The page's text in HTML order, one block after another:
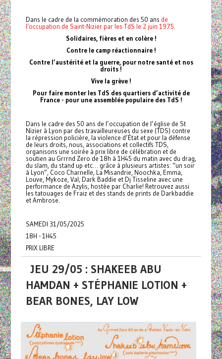
Dans le cadre de la commémoration des 50 ans de
l’occupation de Saint-Nizier par les TdS le 2 juin 1975.
Solidaires, fières et en colère !
Contre le camp réactionnaire !
Contre l’austérité et la guerre, pour notre santé et nos
droits !
Vive la grève !
Pour faire monter les TdS des quartiers d’activité de
France - pour une assemblée populaire des TdS !
Dans le cadre des 50 ans de l’occupation de l’église de St
Nizier à Lyon par des travailleureuses du sexe (TDS) contre
la répression policière, la violence d’État et pour la défense
de leurs droits, nous, associations et collectifs TDS,
organisons une soirée à prix libre de célébration et de
soutien au Grrrnd Zero de 18h à 1H45 du matin avec du drag,
du slam, du stand up etc… grâce à plusieurs artistes: “un soir
à Lyon”, Coco Charnelle, La Misandrie, Noochka, Emma,
Louve, Mykoze, Val, Dark Baddie et Dj Tisseline avec une
performance de Azylis, hostée par Charlie! Retrouvez aussi
les tatouages de Fraiz et des stands de prints de Darkbaddie
et Ambrose.
SAMEDI 31/05/2025
18H - 1H45
PRIX LIBRE
JEU 29/05 : SHAKEEB ABU
HAMDAN + STÉPHANIE LOTION +
BEAR BONES, LAY LOW